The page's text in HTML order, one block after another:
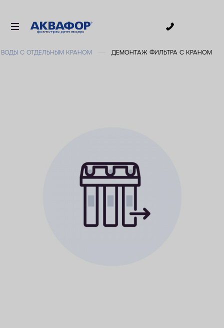
С ОТДЕЛЬНЫМ КРАНОМ ДЕМОНТАЖ ФИЛЬТРА С КРАНОМ